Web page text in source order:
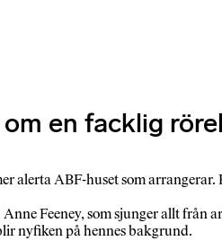
en facklig
alerta ABF-huset som arrangerar.
Feeney, som sjunger allt från
nyfiken på hennes bakgrund.